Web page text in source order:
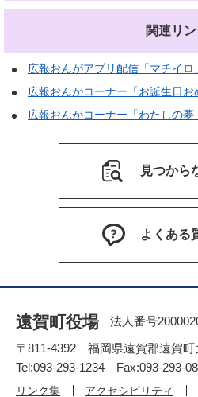
関連リン
広報おんがアプリ配信「マチイロ」
広報おんがコーナー「お誕生日お
広報おんがコーナー「わたしの夢」
見つから
よくある
遠賀町役場
法人番号
〒811-4392 福岡県遠賀郡遠賀町
Tel:093-293-1234 Fax:093-293-
リンク集 アクセシビリティ